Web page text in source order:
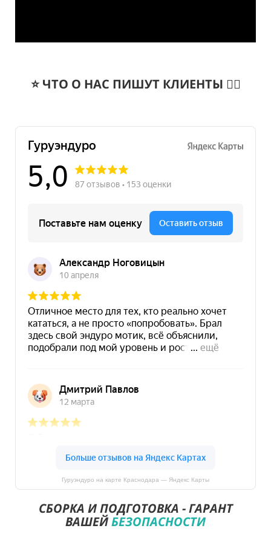
⭐️ ЧТО О НАС ПИШУТ КЛИЕНТЫ 👇🏻
Гуруэндуро на карте Краснодара — Яндекс Карты
СБОРКА И ПОДГОТОВКА - ГАРАНТ
ВАШЕЙБЕЗОПАСНОСТИ